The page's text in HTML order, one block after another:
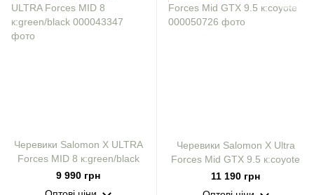
Черевики Salomon X ULTRA
Forces MID 8 к:green/black
9 990 грн
Черевики Salomon X Ultra
Forces Mid GTX 9.5 к:coyote
11 190 грн